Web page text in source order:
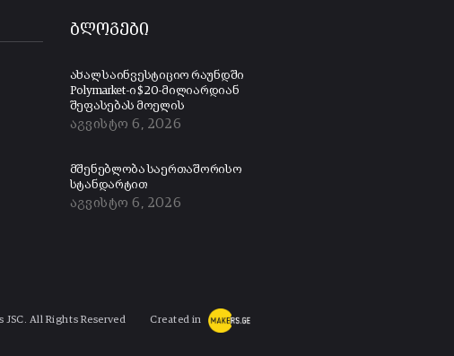
ბლოგები
ახალ საინვესტიციო რაუნდში
Polymarket-ი $20-მილიარდიან
შეფასებას მოელის
აგვისტო 6, 2026
მშენებლობა საერთაშორისო
სტანდარტით
აგვისტო 6, 2026
JSC. All Rights Reserved Created in